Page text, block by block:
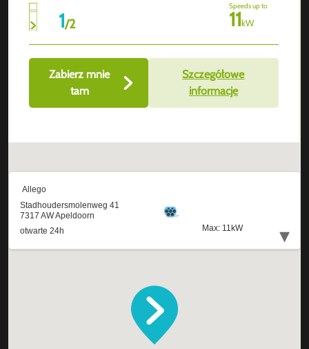
1/2
Speeds up to
11kW
Zabierz mnie
tam
Szczegółowe
informacje